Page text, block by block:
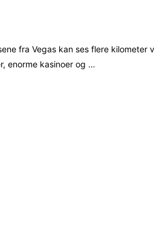
fra Vegas kan ses flere
enorme kasinoer og …